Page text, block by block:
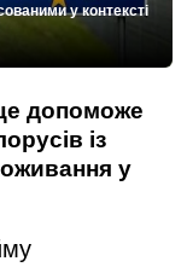
у контексті
допоможе
із
у